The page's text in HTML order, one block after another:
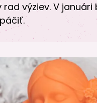
výziev. V